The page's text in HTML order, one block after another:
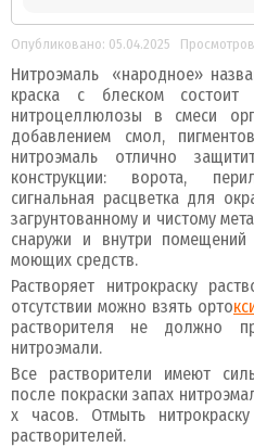
Опубликовано: 05.04.2025
Нитроэмаль «народное»
краска с блеском состоит
нитроцеллюлозы в смеси
добавлением смол,
нитроэмаль отлично
конструкции: ворота,
сигнальная расцветка для
загрунтованному и чистому
снаружи и внутри
моющих средств.
Растворяет нитрокраску
отсутствии можно взять орто
растворителя не должно
нитроэмали.
Все растворители имеют
после покраски запах
х часов. Отмыть
растворителей.